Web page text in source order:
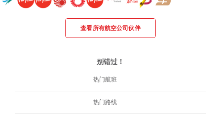
查看所有航空公司伙伴
别错过！
热门航班
热门路线